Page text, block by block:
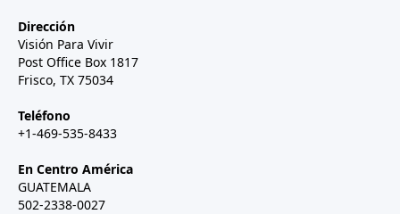
Dirección
Visión Para Vivir
Post Office Box 1817
Frisco, TX 75034
Teléfono
+1-469-535-8433
En Centro América
GUATEMALA
502-2338-0027